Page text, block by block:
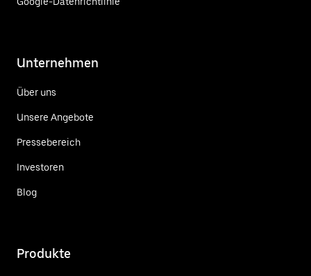
Unternehmen
Über uns
Unsere Angebote
Pressebereich
Investoren
Blog
Produkte